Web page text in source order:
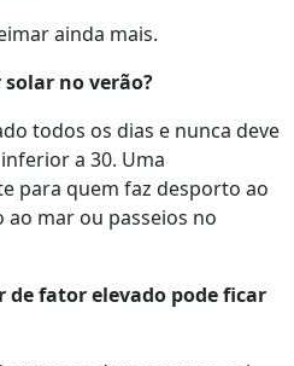
ainda mais.
no verão?
todos os dias e nunca deve
a 30. Uma
para quem faz desporto ao
mar ou passeios no
fator elevado pode ficar